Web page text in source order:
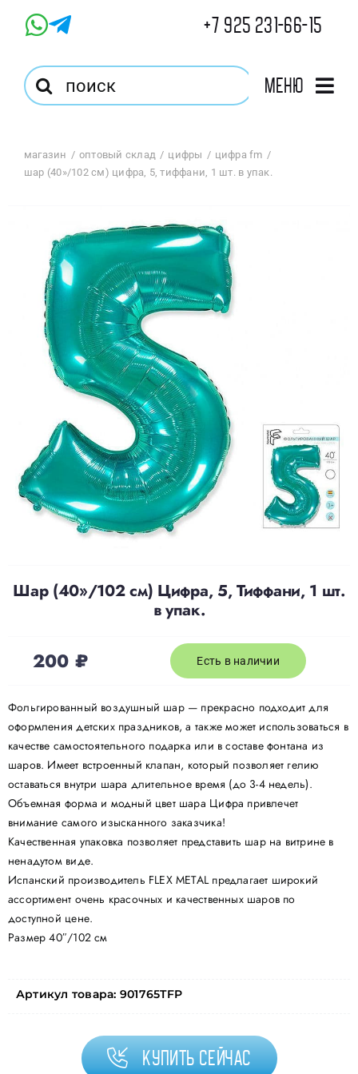
+7 925 231-66-15
Результат
поиска:
Меню
Магазин
Оптовый Магазин
Корзина
Избранное
Доставка
О нас
Отзывы
Политика конфиденциальности
магазин оптовый склад цифры
цифра fm
шар (40»/102 см) цифра, 5, тиффани, 1 шт. в упак.
Шар (40»/102 см) Цифра, 5, Тиффани, 1 шт.
в упак.
200₽ Есть в наличии
Фольгированный воздушный шар — прекрасно подходит для
оформления детских праздников, а также может использоваться в
качестве самостоятельного подарка или в составе фонтана из
шаров. Имеет встроенный клапан, который позволяет гелию
оставаться внутри шара длительное время (до 3-4 недель).
Объемная форма и модный цвет шара Цифра привлечет
внимание самого изысканного заказчика!
Качественная упаковка позволяет представить шар на витрине в
ненадутом виде.
Испанский производитель FLEX METAL предлагает широкий
ассортимент очень красочных и качественных шаров по
доступной цене.
Размер 40″/102 см
Артикул товара: 901765TFP
Купить сейчас